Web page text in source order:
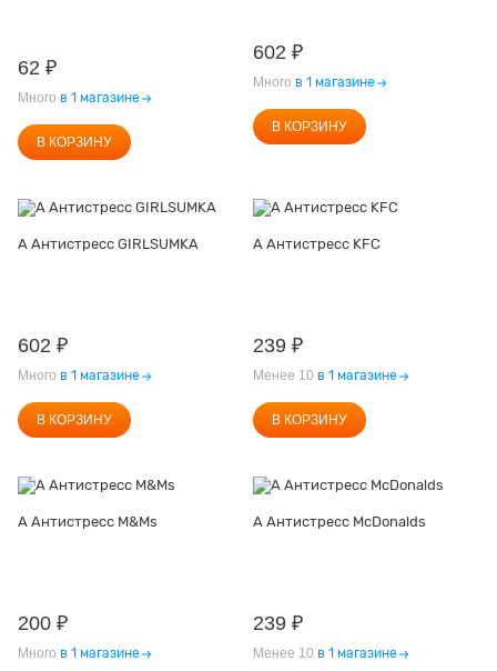
62 ₽
Много в 1 магазине
В КОРЗИНУ
602 ₽
Много в 1 магазине
В КОРЗИНУ
А Антистресс GIRLSUMKA
602 ₽
Много в 1 магазине
В КОРЗИНУ
А Антистресс KFC
239 ₽
Менее 10 в 1 магазине
В КОРЗИНУ
А Антистресс M&Ms
200 ₽
Много в 1 магазине
А Антистресс McDonalds
239 ₽
Менее 10 в 1 магазине